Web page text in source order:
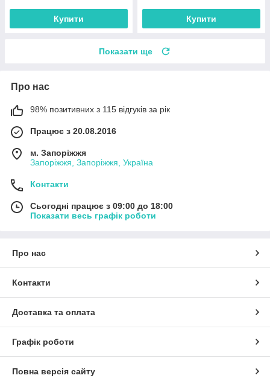
Купити Купити
Показати ще
Про нас
98% позитивних з 115 відгуків за рік
Працює з 20.08.2016
м. Запоріжжя
Запоріжжя, Запоріжжя, Україна
Контакти
Сьогодні працює з 09:00 до 18:00
Показати весь графік роботи
Про нас
Контакти
Доставка та оплата
Графік роботи
Повна версія сайту